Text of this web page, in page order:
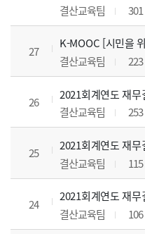
결산교육팀
301
27
K-MOOC [시민을
결산교육팀
223
26
2021회계연도 재
결산교육팀
253
25
2021회계연도 재
결산교육팀
115
24
2021회계연도 재
결산교육팀
106